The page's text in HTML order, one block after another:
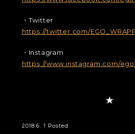
・Twitter
https://twitter.com/
・Instagram
https://www.instagram.com/
2018.6. 1 Posted